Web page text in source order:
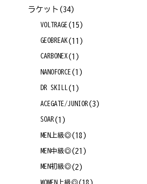
ラケット (34)
VOLTRAGE (15)
GEOBREAK (11)
CARBONEX (1)
NANOFORCE (1)
DR SKILL (1)
ACEGATE/JUNIOR (3)
SOAR (1)
MEN上級◎(18)
MEN中級◎(21)
MEN初級◎(2)
WOMEN上級◎